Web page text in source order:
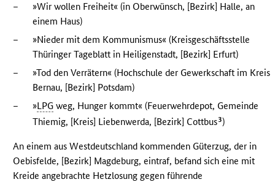
–
»Wir wollen Freiheit« (in Oberwünsch, [Bezirk] Halle, an
einem Haus)
–
»Nieder mit dem Kommunismus« (Kreisgeschäftsstelle
Thüringer Tageblatt in Heiligenstadt, [Bezirk] Erfurt)
–
»Tod den Verrätern« (Hochschule der Gewerkschaft im Kreis
Bernau, [Bezirk] Potsdam)
–
»LPG weg, Hunger kommt« (Feuerwehrdepot, Gemeinde
Thiemig, [Kreis] Liebenwerda, [Bezirk] Cottbus3)
An einem aus Westdeutschland kommenden Güterzug, der in
Oebisfelde, [Bezirk] Magdeburg, eintraf, befand sich eine mit
Kreide angebrachte Hetzlosung gegen führende